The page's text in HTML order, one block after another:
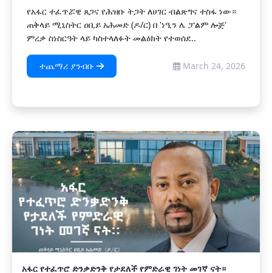
የአፋር ተፈጥሯዊ ጸጋና የሕዝቡ ትጋት ለሀገር ብልጽግና ተስፋ ነው።
ጠቅላይ ሚኒስትር ዐቢይ አሕመድ (ዶ/ር) በ 'ነዒን ሌ ፓልም ሎጅ'
ምረቃ ስነስርዓት ላይ ካስተላለፉት መልዕክት የተወሰደ..
ተጨማሪ ያንብቡ March 24, 2026
አፋር የተፈጥሮ ድንቃድንቅ የታደለች የምድራዊ ገነት መገኛ ናት።